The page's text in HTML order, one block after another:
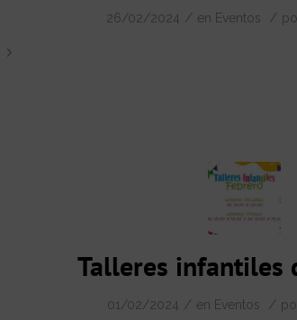
26/02/2024 / en Eventos /
Talleres infantiles
01/02/2024 / en Eventos /